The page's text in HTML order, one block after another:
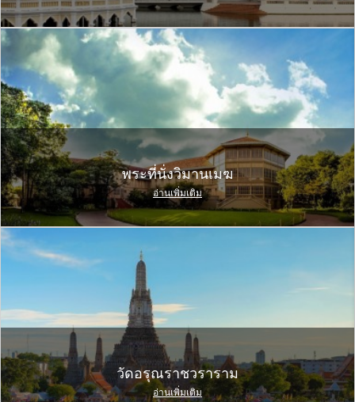
พระที่นั่งวิมานเมฆ
อ่านเพิ่มเติม
วัดอรุณราชวราราม
อ่านเพิ่มเติม